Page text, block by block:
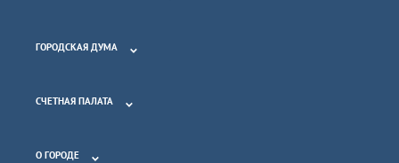
ГОРОДСКАЯ ДУМА
СЧЕТНАЯ ПАЛАТА
О ГОРОДЕ